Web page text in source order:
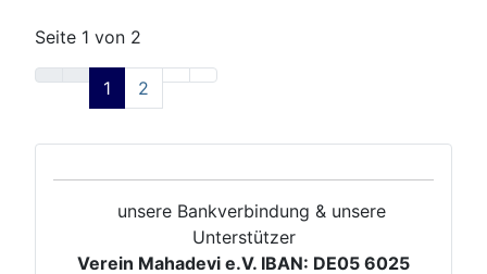
Seite 1 von 2
1 2
unsere Bankverbindung & unsere
Unterstützer
Verein Mahadevi e.V. IBAN: DE05 6025